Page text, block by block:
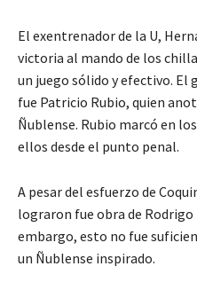
El exentrenador de la U,
victoria al mando de los
un juego sólido y efectivo.
fue Patricio Rubio, quien
Ñublense. Rubio marcó en
ellos desde el punto penal.
A pesar del esfuerzo de
lograron fue obra de
embargo, esto no fue
un Ñublense inspirado.